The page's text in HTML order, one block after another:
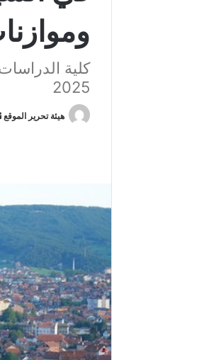
2025
هيئة تحرير الموقع